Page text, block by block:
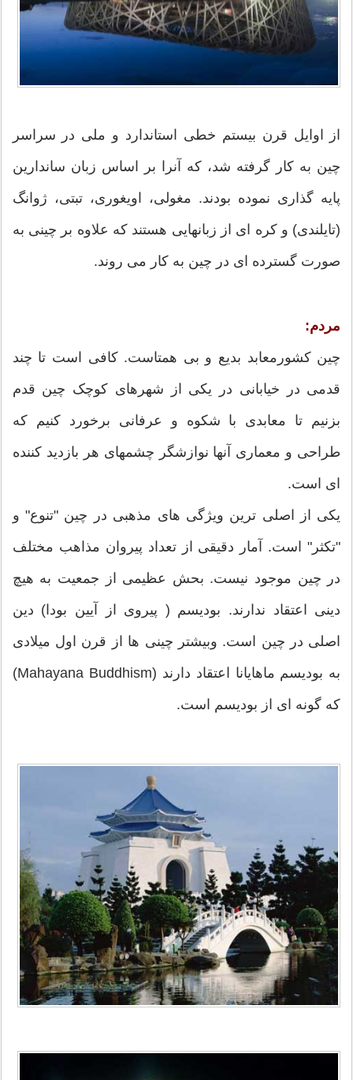
از اوایل قرن بیستم خطی استاندارد و ملی در سراسر
چین به کار گرفته شد، که آنرا بر اساس زبان ساندارین
پایه گذاری نموده بودند. مغولی، اویغوری، تبتی، ژوانگ
(تایلندی) و کره ای از زبانهایی هستند که علاوه بر چینی به
صورت گسترده ای در چین به کار می روند.
مردم:
چین کشورمعابد بدیع و بی همتاست. کافی است تا چند
قدمی در خیابانی در یکی از شهرهای کوچک چین قدم
بزنیم تا معابدی با شکوه و عرفانی برخورد کنیم که
طراحی و معماری آنها نوازشگر چشمهای هر بازدید کننده
ای است.
یکی از اصلی ترین ویژگی های مذهبی در چین "تنوع" و
"تکثر" است. آمار دقیقی از تعداد پیروان مذاهب مختلف
در چین موجود نیست. بحش عظیمی از جمعیت به هیچ
دینی اعتقاد ندارند. بودیسم ( پیروی از آیین بودا) دین
اصلی در چین است. وبیشتر چینی ها از قرن اول میلادی
به بودیسم ماهایانا اعتقاد دارند (Mahayana Buddhism)
که گونه ای از بودیسم است.